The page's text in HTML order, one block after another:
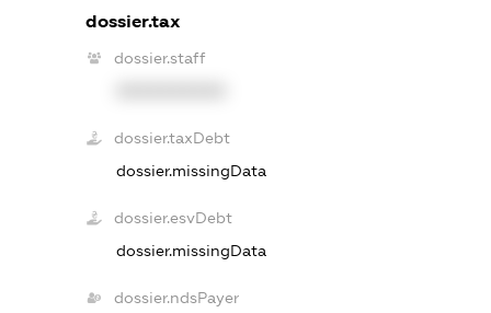
dossier.tax
dossier.staff
dossier.taxDebt
dossier.missingData
dossier.esvDebt
dossier.missingData
dossier.ndsPayer